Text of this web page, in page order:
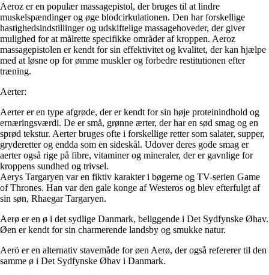
Aeroz er en populær massagepistol, der bruges til at lindre
muskelspændinger og øge blodcirkulationen. Den har forskellige
hastighedsindstillinger og udskiftelige massagehoveder, der giver
mulighed for at målrette specifikke områder af kroppen. Aeroz
massagepistolen er kendt for sin effektivitet og kvalitet, der kan hjælpe
med at løsne op for ømme muskler og forbedre restitutionen efter
træning.
Aerter:
Aerter er en type afgrøde, der er kendt for sin høje proteinindhold og
ernæringsværdi. De er små, grønne ærter, der har en sød smag og en
sprød tekstur. Aerter bruges ofte i forskellige retter som salater, supper,
gryderetter og endda som en sideskål. Udover deres gode smag er
aerter også rige på fibre, vitaminer og mineraler, der er gavnlige for
kroppens sundhed og trivsel.
Aerys Targaryen var en fiktiv karakter i bøgerne og TV-serien Game
of Thrones. Han var den gale konge af Westeros og blev efterfulgt af
sin søn, Rhaegar Targaryen.
Aerø er en ø i det sydlige Danmark, beliggende i Det Sydfynske Øhav.
Øen er kendt for sin charmerende landsby og smukke natur.
Aerö er en alternativ stavemåde for øen Aerø, der også refererer til den
samme ø i Det Sydfynske Øhav i Danmark.